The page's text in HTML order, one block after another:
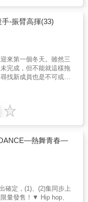
手-振臂高揮(33)
來第一個冬天。雖然三
完成，但不能就這樣拖
找新成員也是不可或缺
了！
熱舞青春—
確定，(1)、(2)集同步上
量發售！ ▼ Hip hop、